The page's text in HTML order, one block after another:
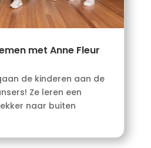
met Anne Fleur
de kinderen aan de
Ze leren een
naar buiten